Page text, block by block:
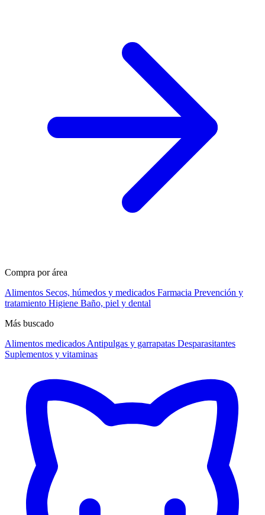
Compra por área
Alimentos Secos, húmedos y medicados Farmacia Prevención y
tratamiento Higiene Baño, piel y dental
Más buscado
Alimentos medicados Antipulgas y garrapatas Desparasitantes
Suplementos y vitaminas